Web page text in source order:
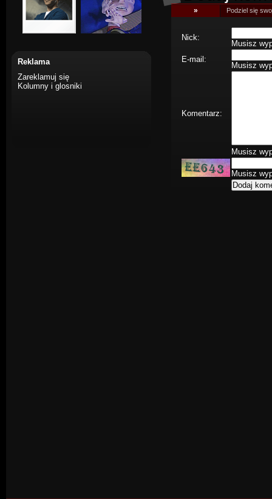
Reklama
Zareklamuj się
Kolumny i glosniki
» Podziel się
Nick:
Musisz
E-mail:
Musisz
Komentarz:
Musisz
Musisz